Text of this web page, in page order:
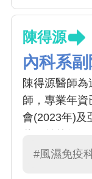
陳得源
內科系
陳得源醫師
師，專業年
會(2023年)及
中國附醫風
#風濕免疫